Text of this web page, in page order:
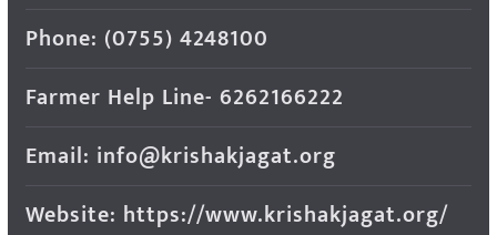
Phone: (0755) 4248100
Farmer Help Line- 6262166222
Email: info@krishakjagat.org
Website: https://www.krishakjagat.org/